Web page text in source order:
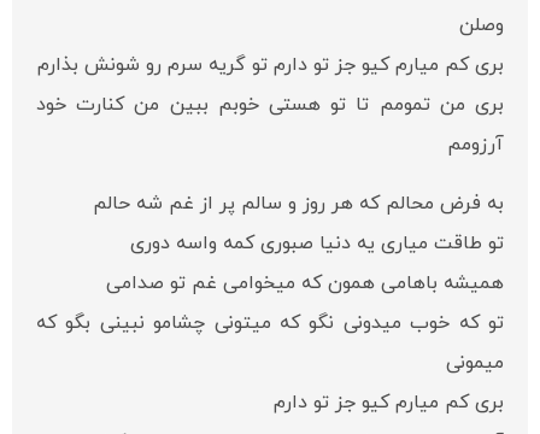
وصلن
بری کم میارم کیو جز تو دارم تو گریه سرم رو شونش بذارم
بری من تمومم تا تو هستی خوبم ببین من کنارت خود
آرزومم
به فرض محالم که هر روز و سالم پر از غم شه حالم
تو طاقت میاری یه دنیا صبوری کمه واسه دوری
همیشه باهامی همون که میخوامی غم تو صدامی
تو که خوب میدونی نگو که میتونی چشامو نبینی بگو که
میمونی
بری کم میارم کیو جز تو دارم